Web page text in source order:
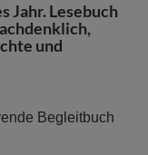
Jahr. Lesebuch
und
Begleitbuch